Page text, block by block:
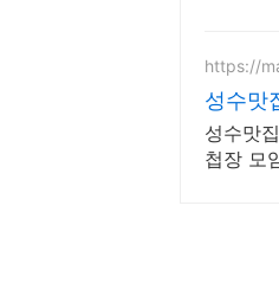
https://
성수맛
성수맛
첩장 모